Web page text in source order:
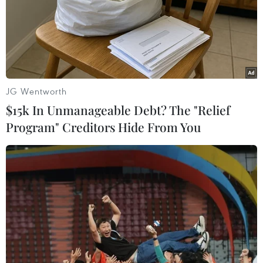
Nhà khoa học Việt được Đức tặng giải
thưởng lớn
18/03/2013 09:40
Phó giáo sư-tiến sĩ khoa học Nguyễn Thế Hoàng đã
được trao tặng Giải thưởng nghiên cứu khoa học
JG Wentworth
$15k In Unmanageable Debt? The "Relief
Program" Creditors Hide From You